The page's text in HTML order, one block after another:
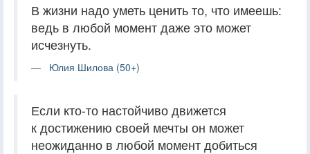
В жизни надо уметь ценить то, что имеешь:
ведь в любой момент даже это может
исчезнуть.
Юлия Шилова (50+)
Если кто-то настойчиво движется
к достижению своей мечты он может
неожиданно в любой момент добиться